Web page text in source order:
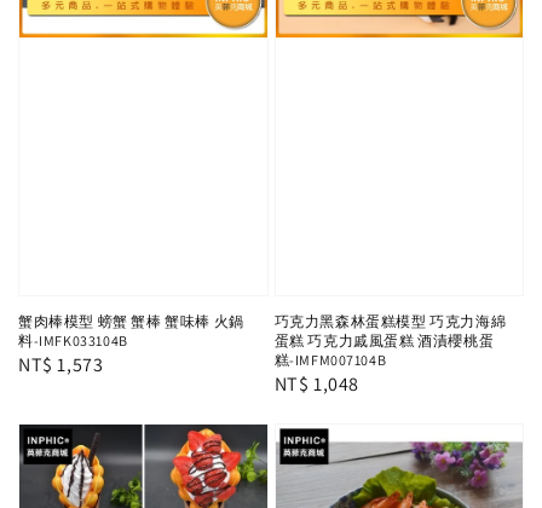
蟹肉棒模型 螃蟹 蟹棒 蟹味棒 火鍋
料-IMFK033104B
Regular
NT$ 1,573
巧克力黑森林蛋糕模型 巧克力海綿
蛋糕 巧克力戚風蛋糕 酒漬櫻桃蛋
糕-IMFM007104B
Regular
NT$ 1,048